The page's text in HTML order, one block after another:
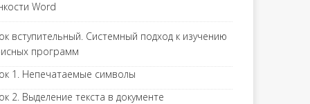
Word
вступительный. Системный подход к изучению
программ
1. Непечатаемые символы
2. Выделение текста в документе